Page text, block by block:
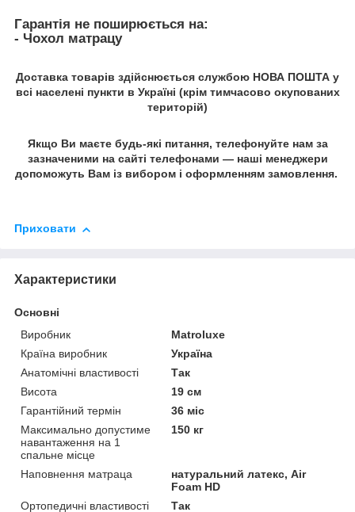
Гарантія не поширюється на:
- Чохол матрацу
Доставка товарів здійснюється службою НОВА ПОШТА у
всі населені пункти в Україні (крім тимчасово окупованих
територій)
Якщо Ви маєте будь-які питання, телефонуйте нам за
зазначеними на сайті телефонами — наші менеджери
допоможуть Вам із вибором і оформленням замовлення.
Приховати
Характеристики
Основні
Виробник
Matroluxe
Країна виробник
Україна
Анатомічні властивості
Так
Висота
19 см
Гарантійний термін
36 міс
Максимально допустиме
навантаження на 1
спальне місце
150 кг
Наповнення матраца
натуральний латекс, Air
Foam HD
Ортопедичні властивості
Так